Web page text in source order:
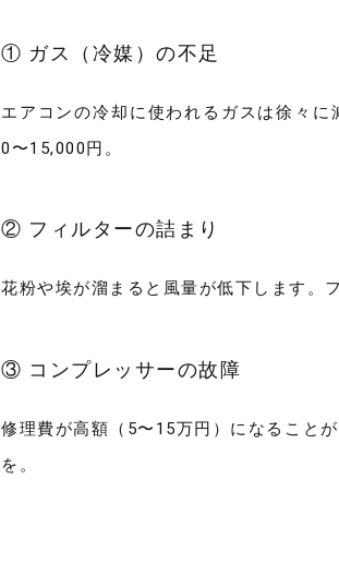
① ガス（冷媒）の不足
エアコンの冷却に使われるガスは徐々
0〜15,000円。
② フィルターの詰まり
花粉や埃が溜まると風量が低下します。
③ コンプレッサーの故障
修理費が高額（5〜15万円）になること
を。